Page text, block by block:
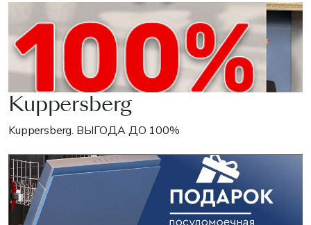
Kuppersberg
Kuppersberg. ВЫГОДА ДО 100%